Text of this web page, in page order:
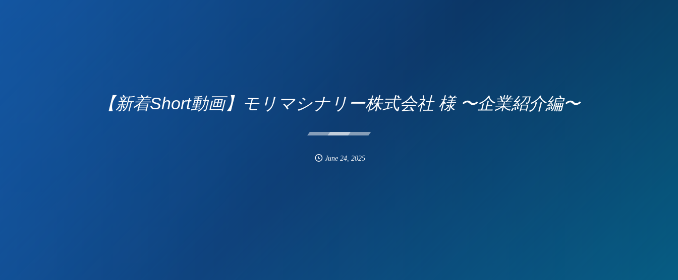
【新着Short動画】モリマシナリー株式会社 様 〜企業紹介編〜
June 24, 2025